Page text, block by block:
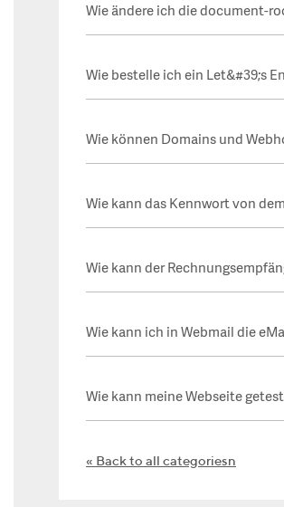
Wie ändere ich die document-
Wie bestelle ich ein Let&#39;s
Wie können Domains und
Wie kann das Kennwort von
Wie kann der
Wie kann ich in Webmail die
Wie kann meine Webseite
Back to all categoriesn